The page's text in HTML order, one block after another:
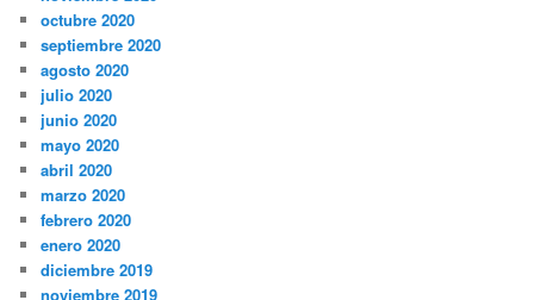
octubre 2020
septiembre 2020
agosto 2020
julio 2020
junio 2020
mayo 2020
abril 2020
marzo 2020
febrero 2020
enero 2020
diciembre 2019
noviembre 2019